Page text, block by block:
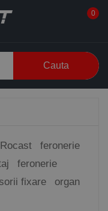
0
Cauta
Rocast
feronerie
feronerie
fixare
organ